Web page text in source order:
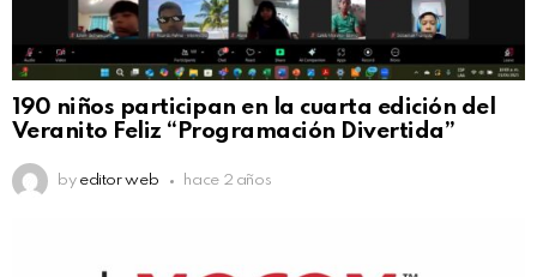
190 niños participan en la cuarta edición del
Veranito Feliz “Programación Divertida”
by editor web hace 2 años